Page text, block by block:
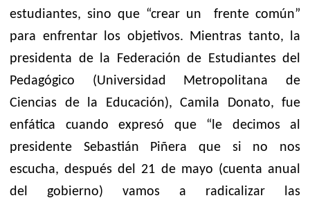
estudiantes, sino que “crear un frente común”
para enfrentar los objetivos. Mientras tanto, la
presidenta de la Federación de Estudiantes del
Pedagógico (Universidad Metropolitana de
Ciencias de la Educación), Camila Donato, fue
enfática cuando expresó que “le decimos al
presidente Sebastián Piñera que si no nos
escucha, después del 21 de mayo (cuenta anual
del gobierno) vamos a radicalizar las